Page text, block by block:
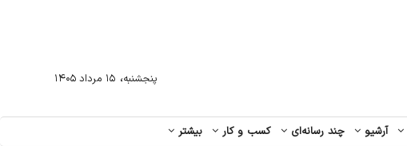
آرشیو چند رسانه‌ای کسب و کار بیشتر
پنجشنبه، ۱۵ مرداد ۱۴۰۵